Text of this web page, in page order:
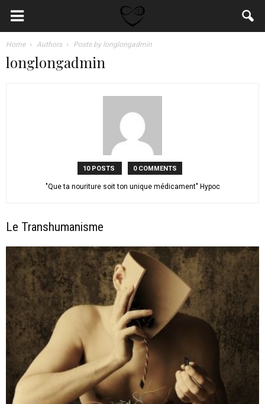
Home Authors Posts by longlongadmin
longlongadmin
10 POSTS 0 COMMENTS
"Que ta nouriture soit ton unique médicament" Hypoc
Le Transhumanisme